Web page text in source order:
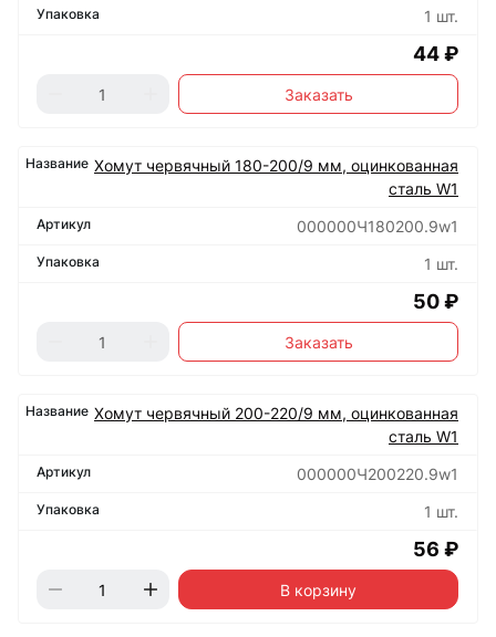
1 шт.
44 ₽
Заказать
Хомут червячный 180-200/9 мм, оцинкованная
сталь W1
000000Ч180200.9w1
1 шт.
50 ₽
Заказать
Хомут червячный 200-220/9 мм, оцинкованная
сталь W1
000000Ч200220.9w1
1 шт.
56 ₽
В корзину